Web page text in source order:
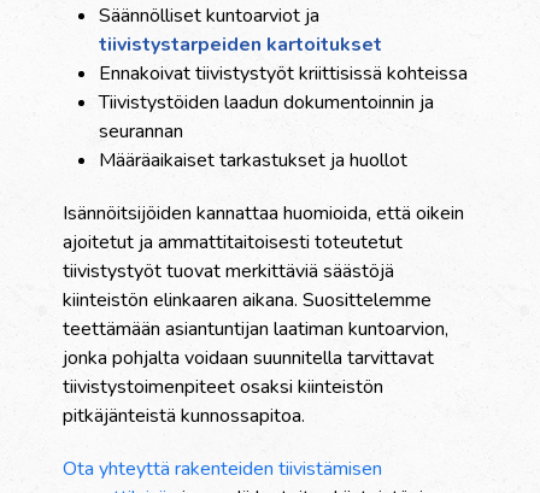
Säännölliset kuntoarviot ja
tiivistystarpeiden kartoitukset
Ennakoivat tiivistystyöt kriittisissä kohteissa
Tiivistystöiden laadun dokumentoinnin ja
seurannan
Määräaikaiset tarkastukset ja huollot
Isännöitsijöiden kannattaa huomioida, että oikein
ajoitetut ja ammattitaitoisesti toteutetut
tiivistystyöt tuovat merkittäviä säästöjä
kiinteistön elinkaaren aikana. Suosittelemme
teettämään asiantuntijan laatiman kuntoarvion,
jonka pohjalta voidaan suunnitella tarvittavat
tiivistystoimenpiteet osaksi kiinteistön
pitkäjänteistä kunnossapitoa.
Ota yhteyttä rakenteiden tiivistämisen